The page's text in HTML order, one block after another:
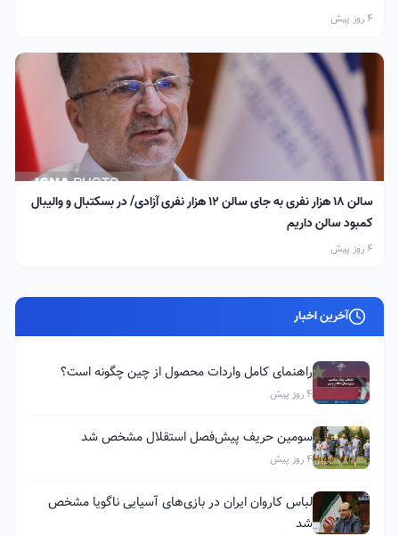
4 روز پیش
سالن ۱۸ هزار نفری به جای سالن ۱۲ هزار نفری آزادی/ در بسکتبال و والیبال
کمبود سالن داریم
4 روز پیش
آخرین اخبار
راهنمای کامل واردات محصول از چین چگونه است؟
4 روز پیش
سومین حریف پیش‌فصل استقلال مشخص شد
4 روز پیش
لباس کاروان ایران در بازی‌های آسیایی ناگویا مشخص
شد